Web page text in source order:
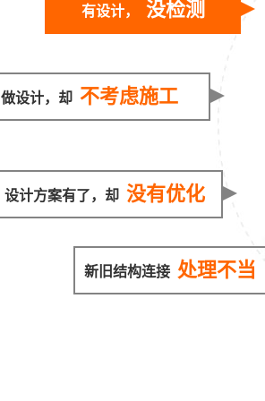
有设计， 没检测
做设计，却 不考虑施工
设计方案有了，却 没有优化
新旧结构连接 处理不当